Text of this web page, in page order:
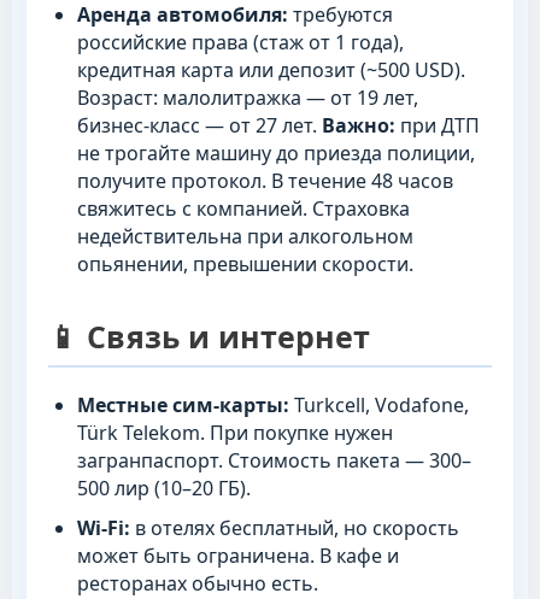
Аренда автомобиля: требуются
российские права (стаж от 1 года),
кредитная карта или депозит (~500 USD).
Возраст: малолитражка — от 19 лет,
бизнес-класс — от 27 лет. Важно: при ДТП
не трогайте машину до приезда полиции,
получите протокол. В течение 48 часов
свяжитесь с компанией. Страховка
недействительна при алкогольном
опьянении, превышении скорости.
📱 Связь и интернет
Местные сим-карты: Turkcell, Vodafone,
Türk Telekom. При покупке нужен
загранпаспорт. Стоимость пакета — 300–
500 лир (10–20 ГБ).
Wi-Fi: в отелях бесплатный, но скорость
может быть ограничена. В кафе и
ресторанах обычно есть.